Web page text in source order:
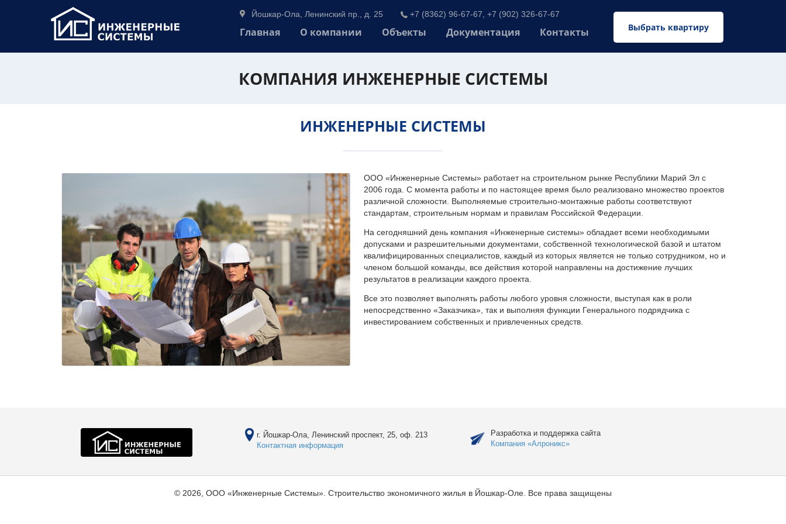
Выбрать квартиру
Йошкар-Ола, Ленинский пр., д. 25 +7 (8362) 96-67-67, +7 (902) 326-67-67
Главная О компании Объекты Документация Контакты
КОМПАНИЯ ИНЖЕНЕРНЫЕ СИСТЕМЫ
ИНЖЕНЕРНЫЕ СИСТЕМЫ
ООО «Инженерные Системы» работает на строительном рынке Республики Марий Эл с
2006 года. С момента работы и по настоящее время было реализовано множество проектов
различной сложности. Выполняемые строительно-монтажные работы соответствуют
стандартам, строительным нормам и правилам Российской Федерации.
На сегодняшний день компания «Инженерные системы» обладает всеми необходимыми
допусками и разрешительными документами, собственной технологической базой и штатом
квалифицированных специалистов, каждый из которых является не только сотрудником, но и
членом большой команды, все действия которой направлены на достижение лучших
результатов в реализации каждого проекта.
Все это позволяет выполнять работы любого уровня сложности, выступая как в роли
непосредственно «Заказчика», так и выполняя функции Генерального подрядчика с
инвестированием собственных и привлеченных средств.
г. Йошкар-Ола, Ленинский проспект, 25, оф. 213
Контактная информация
Разработка и поддержка сайта
Компания «Алроникс»
© 2026, ООО «Инженерные Системы». Строительство экономичного жилья в Йошкар-Оле. Все права защищены